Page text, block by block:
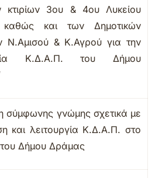
κτιρίων 3ου & 4ου Λυκείου
και των Δημοτικών
Ν.Αμισού & Κ.Αγρού για την
Κ.Δ.Α.Π. του Δήμου
σύμφωνης γνώμης σχετικά με
και λειτουργία Κ.Δ.Α.Π. στο
του Δήμου Δράμας